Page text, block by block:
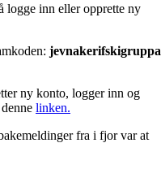
logge inn eller opprette ny
ny konto, logger inn og
linken.
fra i fjor var at